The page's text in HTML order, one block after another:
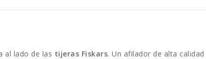
al lado de las tijeras Fiskars. Un afilador de alta